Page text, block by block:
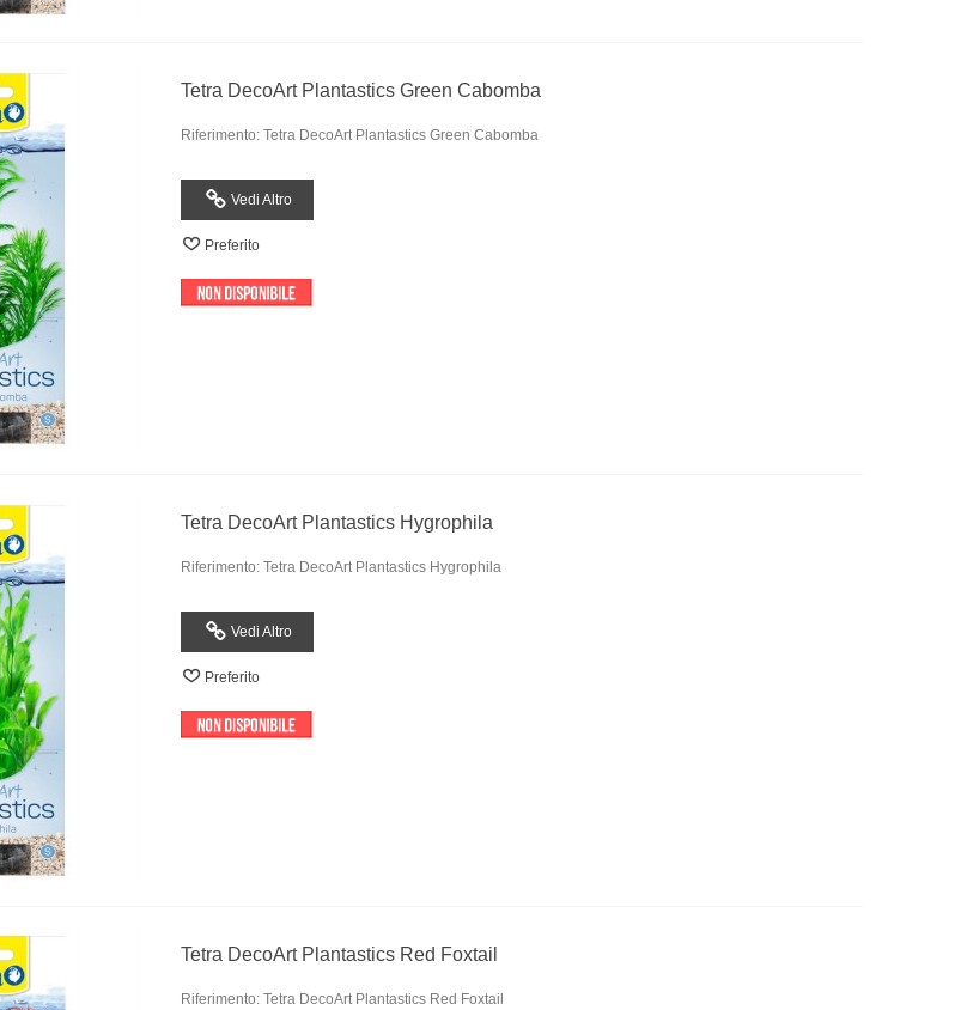
Tetra DecoArt Plantastics Green Cabomba
Riferimento: Tetra DecoArt Plantastics Green Cabomba
Vedi Altro
Preferito
Tetra DecoArt Plantastics Hygrophila
Riferimento: Tetra DecoArt Plantastics Hygrophila
Vedi Altro
Preferito
Tetra DecoArt Plantastics Red Foxtail
Riferimento: Tetra DecoArt Plantastics Red Foxtail